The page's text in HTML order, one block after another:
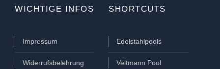
WICHTIGE INFOS
Impressum
Widerrufsbelehrung
SHORTCUTS
Edelstahlpools
Veltmann Pool